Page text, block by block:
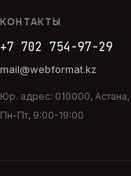
КОНТАКТЫ
+7 702 754-97-29
mail@webformat.kz
Юр. адрес: 010000, Астана,
Пн-Пт, 9:00-19:00